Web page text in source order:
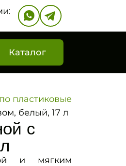
Каталог
пластиковые
белый, 17 л
с
и мягким